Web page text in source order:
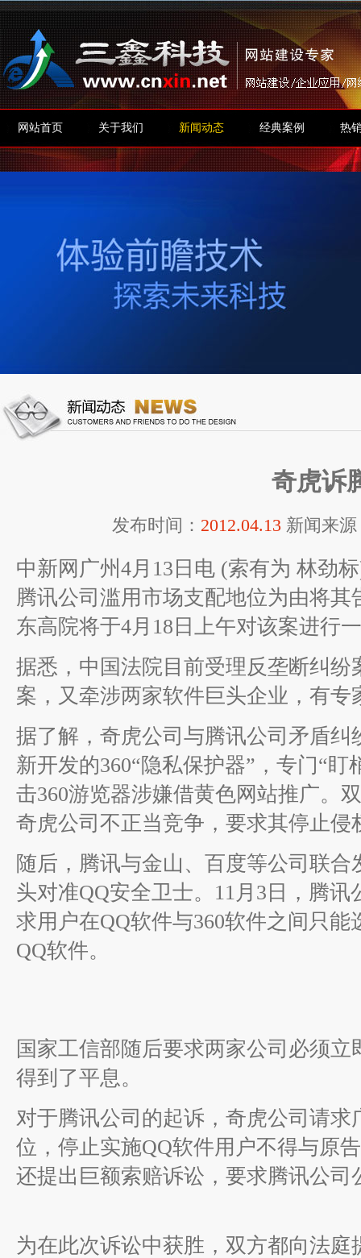
网站首页 关于我们 新闻动态 经典案例 热
奇虎诉
发布时间： 2012.04.13 新闻来源
中新网广州4月13日电 (索有为 林劲
腾讯公司滥用市场支配地位为由将
东高院将于4月18日上午对该案进行
据悉，中国法院目前受理反垄断纠
案，又牵涉两家软件巨头企业，有
据了解，奇虎公司与腾讯公司矛盾纠
新开发的360“隐私保护器”，专门“
击360游览器涉嫌借黄色网站推广。
奇虎公司不正当竞争，要求其停止侵
随后，腾讯与金山、百度等公司联合
头对准QQ安全卫士。11月3日，腾
求用户在QQ软件与360软件之间只
QQ软件。
国家工信部随后要求两家公司必须
得到了平息。
对于腾讯公司的起诉，奇虎公司请
位，停止实施QQ软件用户不得与原
还提出巨额索赔诉讼，要求腾讯公
为在此次诉讼中获胜，双方都向法